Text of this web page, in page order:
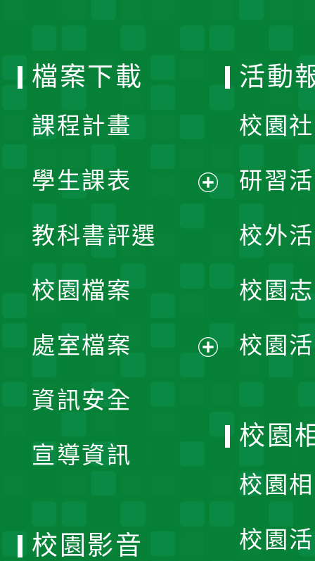
檔案下載
課程計畫
學生課表
單
教科書評選
校園檔案
處室檔案
資訊安全
宣導資訊
活動
校園
研習
校外
校園
校園
校園
校園
校園
校園影音